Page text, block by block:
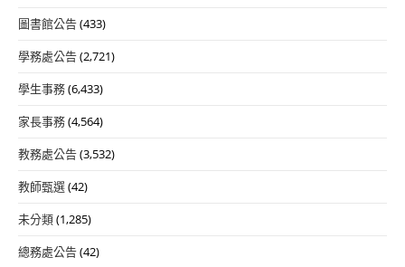
圖書館公告(433)
學務處公告(2,721)
學生事務(6,433)
家長事務(4,564)
教務處公告(3,532)
教師甄選(42)
未分類(1,285)
總務處公告(42)